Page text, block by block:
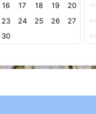
16 17 18 19 20
23 24 25 26 27
30
42
43
44